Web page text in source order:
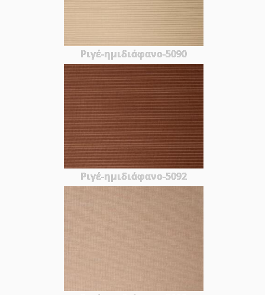
Ριγέ-ημιδιάφανο-5090
Ριγέ-ημιδιάφανο-5092